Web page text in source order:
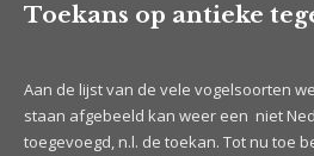
Toekans op antieke
Aan de lijst van de vele vogelsoorten
staan afgebeeld kan weer een niet
toegevoegd, n.l. de toekan. Tot nu toe